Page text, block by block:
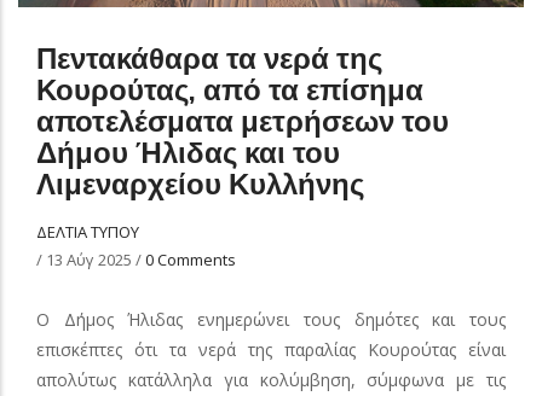
Πεντακάθαρα τα νερά της
Κουρούτας, από τα επίσημα
αποτελέσματα μετρήσεων του
Δήμου Ήλιδας και του
Λιμεναρχείου Κυλλήνης
ΔΕΛΤΙΑ ΤΥΠΟΥ
/ 13 Αύγ 2025 /0 Comments
Ο Δήμος Ήλιδας ενημερώνει τους δημότες και τους
επισκέπτες ότι τα νερά της παραλίας Κουρούτας είναι
απολύτως κατάλληλα για κολύμβηση, σύμφωνα με τις